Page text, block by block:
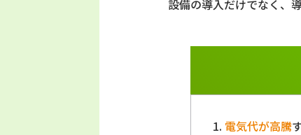
設備の導入だけでなく、
電気代が高騰